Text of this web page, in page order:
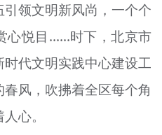
+
领文明新风尚，一个个
心悦目……时下，北京市
代文明实践中心建设工
风，吹拂着全区每个角
心。